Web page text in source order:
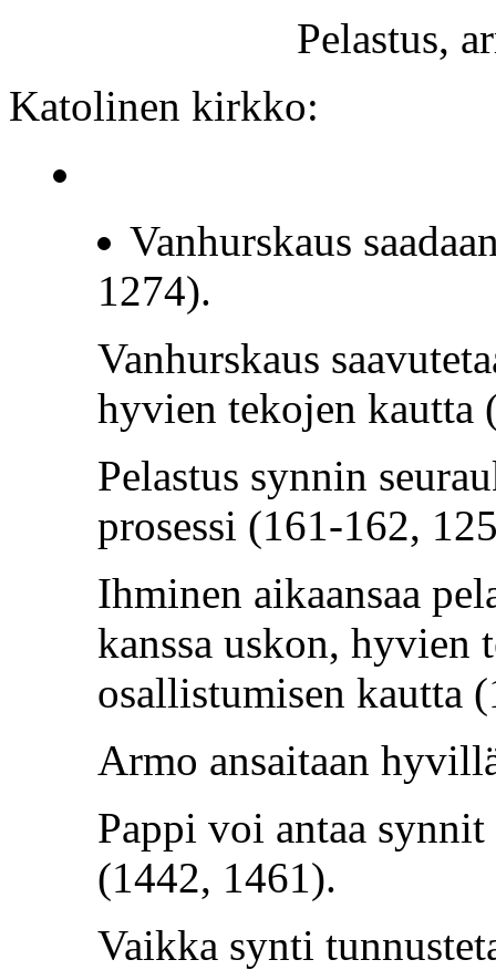
Pelastus,
Katolinen kirkko:
Vanhurskaus
1274).
Vanhurskaus
hyvien tekojen kautta
Pelastus synnin
prosessi (161-162,
Ihminen aikaansaa
kanssa uskon, hyvien
osallistumisen kautta
Armo ansaitaan
Pappi voi antaa
(1442, 1461).
Vaikka synti